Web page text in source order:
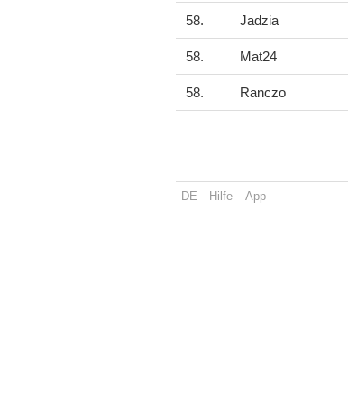
58. Jadzia
58. Mat24
58. Ranczo
DE Hilfe App